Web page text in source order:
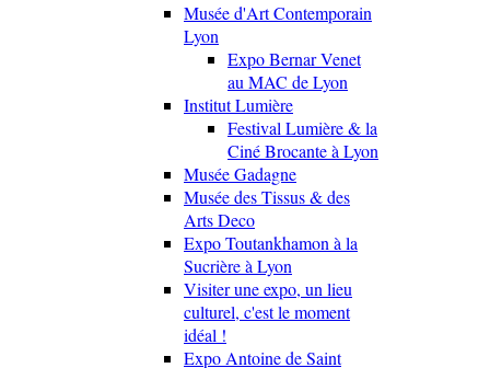
Musée d'Art Contemporain
Lyon
Expo Bernar Venet
au MAC de Lyon
Institut Lumière
Festival Lumière & la
Ciné Brocante à Lyon
Musée Gadagne
Musée des Tissus & des
Arts Deco
Expo Toutankhamon à la
Sucrière à Lyon
Visiter une expo, un lieu
culturel, c'est le moment
idéal !
Expo Antoine de Saint